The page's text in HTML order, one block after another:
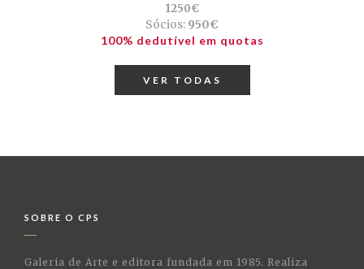
1250€
Sócios: 950€
100% dedutível em quotas
VER TODAS
SOBRE O CPS
Galeria de Arte e editora fundada em 1985. Realiza